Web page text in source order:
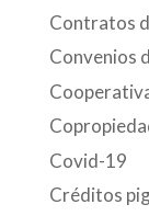
Contratos
Convenios
Covid-19
Créditos